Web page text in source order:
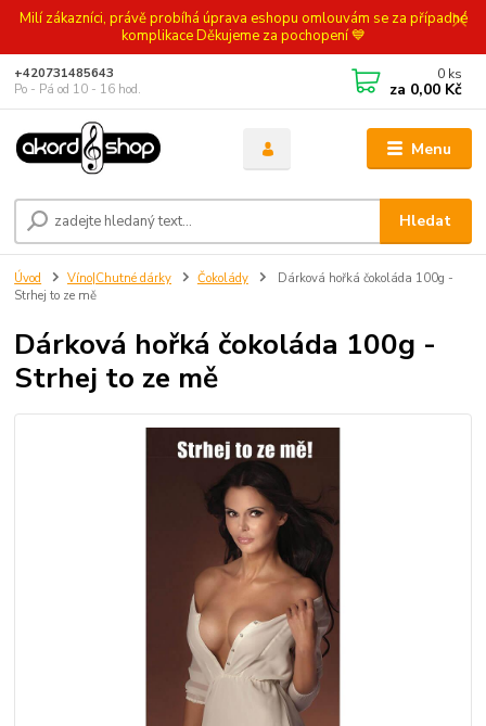
Milí zákazníci, právě probíhá úprava eshopu omlouvám se za případné
komplikace Děkujeme za pochopení 💙
Menu
Hledat
+420731485643
Po - Pá od 10 - 16 hod.
0 ks
za 0,00 Kč
Úvod Víno|Chutné dárky Čokolády
Dárková hořká čokoláda 100g -
Strhej to ze mě
Dárková hořká čokoláda 100g -
Strhej to ze mě